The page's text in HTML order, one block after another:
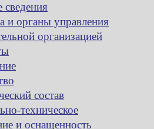
и органы управления
организацией
состав
техническое
и оснащенность